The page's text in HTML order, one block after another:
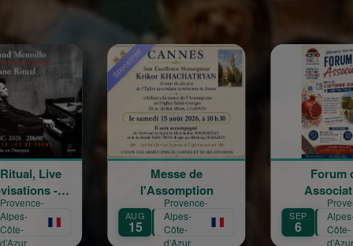
Messe de
l'Assomption
15
Provence-
Alpes-
Côte-
Forum des
Associations
SEP
6
Provence-
Alpes-
Côte-
SEP
13